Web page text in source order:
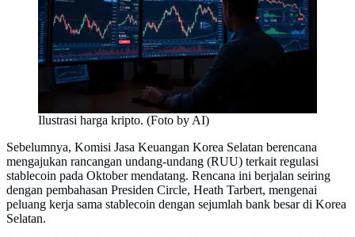
Ilustrasi harga kripto. (Foto by AI)
Sebelumnya, Komisi Jasa Keuangan Korea Selatan berencana
mengajukan rancangan undang-undang (RUU) terkait regulasi
stablecoin pada Oktober mendatang. Rencana ini berjalan seiring
dengan pembahasan Presiden Circle, Heath Tarbert, mengenai
peluang kerja sama stablecoin dengan sejumlah bank besar di Korea
Selatan.